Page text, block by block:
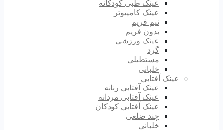
عینک طبی کودکانه
عینک کامپیوتر
نیم فریم
بدون فریم
عینک ورزشی
گرد
مستطیلی
خلبانی
عینک آفتابی
عینک آفتابی زنانه
عینک آفتابی مردانه
عینک آفتابی کودکان
چند ضلعی
خلبانی